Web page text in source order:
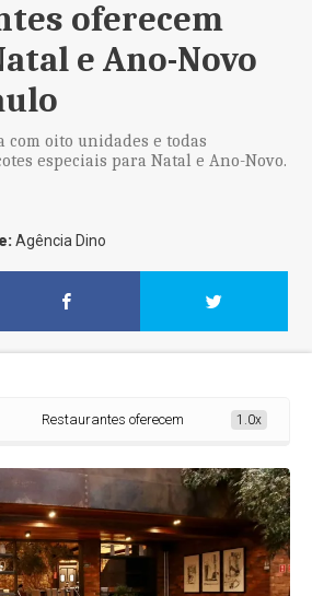
oferecem
e Ano-Novo
com oito unidades e todas
especiais para Natal e Ano-Novo.
Agência Dino
Restaurantes oferecem ceias de Natal e Ano-
1.0x